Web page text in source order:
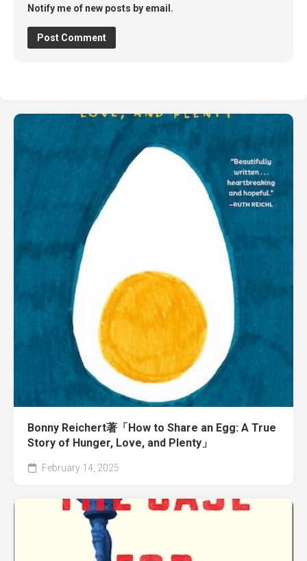
Notify me of new posts by email.
Bonny Reichert著「How to Share an Egg: A True
Story of Hunger, Love, and Plenty」
February 14, 2025